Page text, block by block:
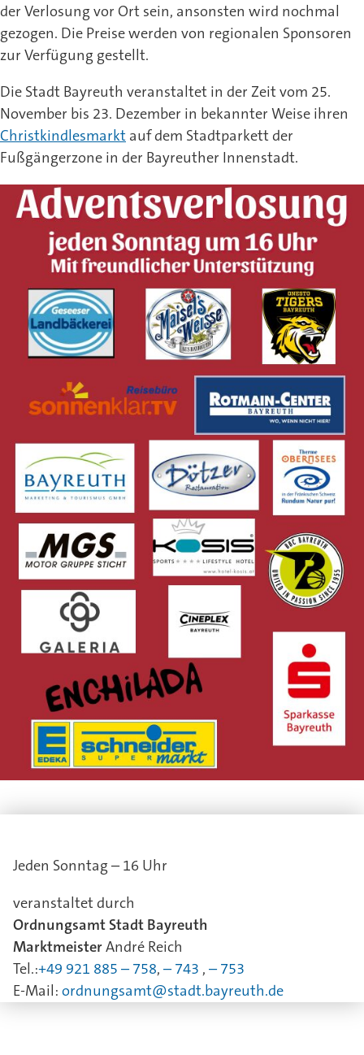
der Verlosung vor Ort sein, ansonsten wird nochmal
gezogen. Die Preise werden von regionalen Sponsoren
zur Verfügung gestellt.
Die Stadt Bayreuth veranstaltet in der Zeit vom 25.
November bis 23. Dezember in bekannter Weise ihren
Christkindlesmarkt auf dem Stadtparkett der
Fußgängerzone in der Bayreuther Innenstadt.
Jeden Sonntag – 16 Uhr
veranstaltet durch
Ordnungsamt Stadt Bayreuth
MarktmeisterAndré Reich
Tel.:+49 921 885 – 758, – 743 , –753
E-Mail: ordnungsamt@stadt.bayreuth.de